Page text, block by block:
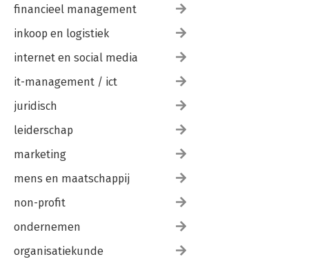
financieel management
inkoop en logistiek
internet en social media
it-management / ict
juridisch
leiderschap
marketing
mens en maatschappij
non-profit
ondernemen
organisatiekunde